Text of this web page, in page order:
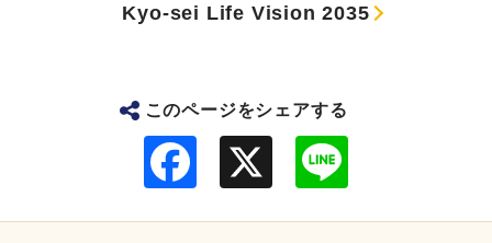
Kyo-sei Life Vision 2035
このページをシェアする